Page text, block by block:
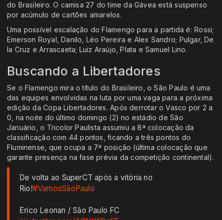
do Brasileiro. O camisa 27 do time da Gávea está suspenso
por acúmulo de cartões amarelos.
Uma possível escalação do Flamengo para a partida é: Rossi;
Emerson Royal, Danilo, Léo Pereira e Alex Sandro; Pulgar, De
la Cruz e Arrascaeta; Luiz Araújo, Plata e Samuel Lino.
Buscando a Libertadores
Se o Flamengo mira o título do Brasileiro, o São Paulo é uma
das equipes envolvidas na luta por uma vaga para a próxima
edição da Copa Libertadores. Após derrotar o Vasco por 2 a
0, na noite do último domingo (2) no estádio de São
Januário, o Tricolor Paulista assumiu a 8ª colocação da
classificação com 44 pontos, ficando a três pontos do
Fluminense, que ocupa a 7ª posição (última colocação que
garante presença na fase prévia da competição continental).
De volta ao SuperCT após a vitória no
Rio!#VamosSãoPaulo
Erico Leonan / São Paulo FC